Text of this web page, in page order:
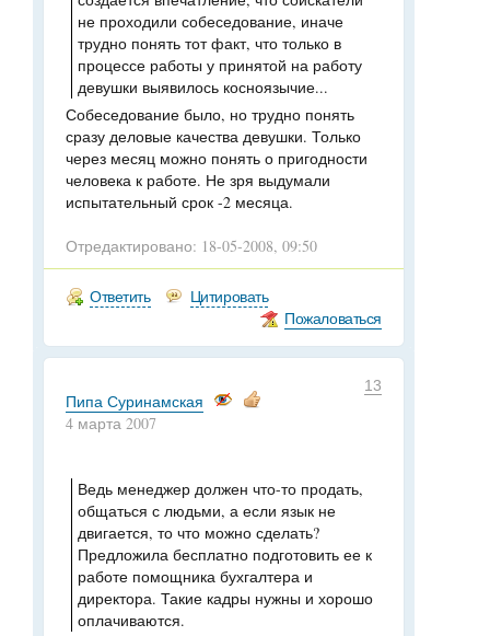
не проходили собеседование, иначе
трудно понять тот факт, что только в
процессе работы у принятой на работу
девушки выявилось косноязычие...
Собеседование было, но трудно понять
сразу деловые качества девушки. Только
через месяц можно понять о пригодности
человека к работе. Не зря выдумали
испытательный срок -2 месяца.
Отредактировано: 18-05-2008, 09:50
Ответить
Цитировать
Пожаловаться
13
Пипа Суринамская
4 марта 2007
Ведь менеджер должен что-то продать,
общаться с людьми, а если язык не
двигается, то что можно сделать?
Предложила бесплатно подготовить ее к
работе помощника бухгалтера и
директора. Такие кадры нужны и хорошо
оплачиваются.